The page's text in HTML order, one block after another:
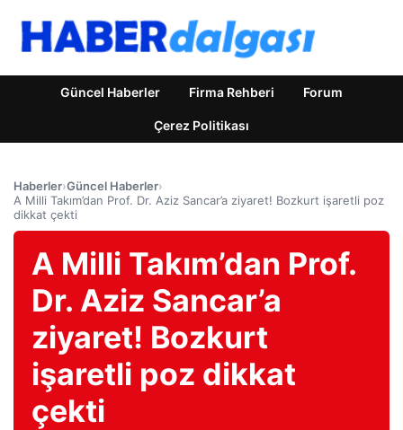
Güncel Haberler Firma Rehberi Forum
Çerez Politikası
Haberler›Güncel Haberler›
A Milli Takım’dan Prof. Dr. Aziz Sancar’a ziyaret! Bozkurt işaretli poz
dikkat çekti
A Milli Takım’dan Prof.
Dr. Aziz Sancar’a
ziyaret! Bozkurt
işaretli poz dikkat
çekti